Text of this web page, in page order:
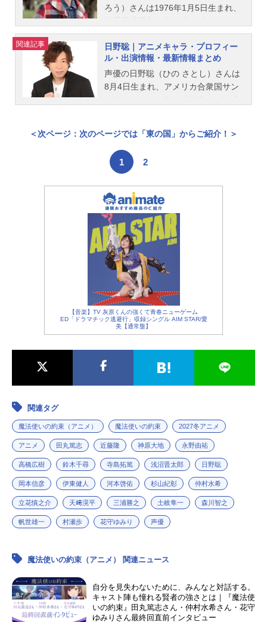
のオススメ記事をご紹介！
ろう）さんは1976年1月5日生まれ、
イク』の碧棺左馬刻役をはじめ、
『あんさんぶるスターズ！』の月永
レオ役など、人気作品のキャラクタ
ーを多く演じています。こちらで
は、浅沼晋太郎さんのオススメ記事
関連記事
日野聡｜アニメキャラ・プロフィー
ル・出演情報・最新情報まとめ
声優の日野聡（ひの さとし）さんは
8月4日生まれ、アメリカ合衆国サン
ーを多く演じています。こちらで
は、日野聡さんのオススメ記事をご
紹介！
＜次ページ：次のページでは「東の国」からご紹介！＞
1 2
【音楽】TV 灰原くんの強くて青春ニューゲーム
ED「ドラマチック逃避行」収録シングル AIM STAR/愛
美【通常盤】
関連タグ
魔法使いの約束（アニメ） 魔法使いの約束 2027冬アニメ
アニメ 田丸篤志 近藤隆 神原大地 永野由祐
高橋広樹 鈴木千尋 寺島拓篤 浅沼晋太郎 日野聡
岡本信彦 伊東健人 河本啓佑 杉山紀彰 仲村水希
立花慎之介 天﨑滉平 三浦勝之 土岐隼一 森川智之
帆世雄一 村瀬歩 花守ゆみり 声優
魔法使いの約束（アニメ） 関連ニュース
自分を見失わないために、みんなと対話する。
キャスト陣も憧れる賢者の強さとは｜『魔法使
いの約束』田丸篤志さん・仲村水希さん・花守
ゆみりさん最終回直前インタビュー